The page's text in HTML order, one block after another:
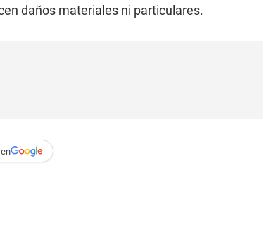
daños materiales ni particulares.